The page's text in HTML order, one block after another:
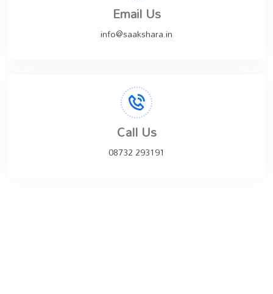
Email Us
info@saakshara.in
Call Us
08732 293191